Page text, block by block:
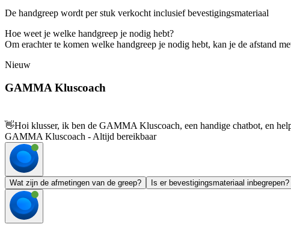
De handgreep wordt per stuk verkocht inclusief bevestigingsmateriaal
Hoe weet je welke handgreep je nodig hebt?
Om erachter te komen welke handgreep je nodig hebt, kan je de afstand
Nieuw
GAMMA Kluscoach
👋Hoi klusser, ik ben de GAMMA Kluscoach, een handige chatbot, en
GAMMA Kluscoach - Altijd bereikbaar
Wat zijn de afmetingen van de greep? Is er bevestigingsmateriaal inbegrepen?